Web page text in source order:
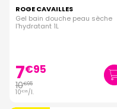
ROGE CAVAILLES
Gel bain douche peau sèche
l'hydratant 1L
7€95
10€95
10€95/l.